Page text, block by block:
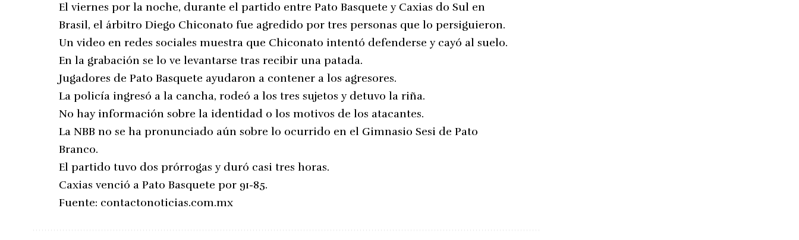
El viernes por la noche, durante el partido entre Pato Basquete y Caxias do Sul en
Brasil, el árbitro Diego Chiconato fue agredido por tres personas que lo persiguieron.
Un video en redes sociales muestra que Chiconato intentó defenderse y cayó al suelo.
En la grabación se lo ve levantarse tras recibir una patada.
Jugadores de Pato Basquete ayudaron a contener a los agresores.
La policía ingresó a la cancha, rodeó a los tres sujetos y detuvo la riña.
No hay información sobre la identidad o los motivos de los atacantes.
La NBB no se ha pronunciado aún sobre lo ocurrido en el Gimnasio Sesi de Pato
Branco.
El partido tuvo dos prórrogas y duró casi tres horas.
Caxias venció a Pato Basquete por 91-85.
Fuente: contactonoticias.com.mx